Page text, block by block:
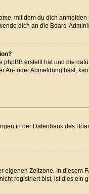
mit dem du dich
dich an die Board-
phpBB erstellt hat und die
An- oder Abmeldung hast,
in der Datenbank des
Zeitzone. In diesem
registriert bist, ist dies ein